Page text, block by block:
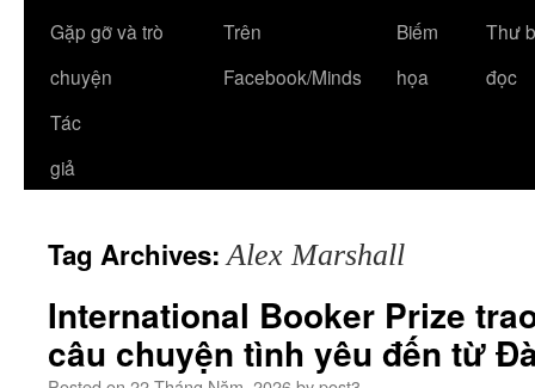
Gặp gỡ và trò
chuyện
Trên
Facebook/Minds
Biếm
họa
Thư
đọc
Tác
giả
Tag Archives:Alex Marshall
International Booker Prize
câu chuyện tình yêu đến từ